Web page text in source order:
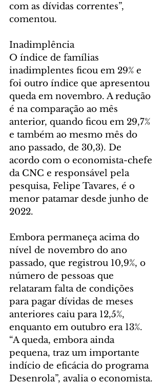
com as dívidas correntes”,
comentou.
Inadimplência
O índice de famílias
inadimplentes ficou em 29% e
foi outro índice que apresentou
queda em novembro. A redução
é na comparação ao mês
anterior, quando ficou em 29,7%
e também ao mesmo mês do
ano passado, de 30,3). De
acordo com o economista-chefe
da CNC e responsável pela
pesquisa, Felipe Tavares, é o
menor patamar desde junho de
2022.
Embora permaneça acima do
nível de novembro do ano
passado, que registrou 10,9%, o
número de pessoas que
relataram falta de condições
para pagar dívidas de meses
anteriores caiu para 12,5%,
enquanto em outubro era 13%.
“A queda, embora ainda
pequena, traz um importante
indício de eficácia do programa
Desenrola”, avalia o economista.